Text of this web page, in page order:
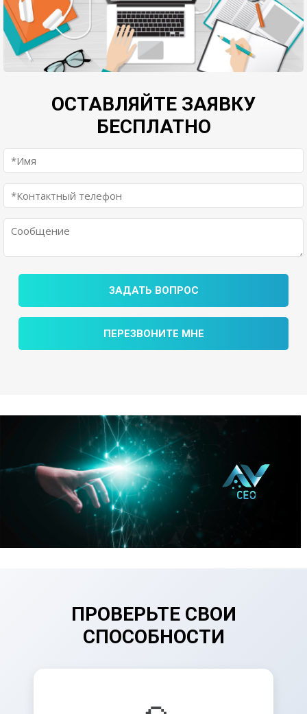
ОСТАВЛЯЙТЕ ЗАЯВКУ
БЕСПЛАТНО
ЗАДАТЬ ВОПРОС
ПЕРЕЗВОНИТЕ МНЕ
ПРОВЕРЬТЕ СВОИ
СПОСОБНОСТИ